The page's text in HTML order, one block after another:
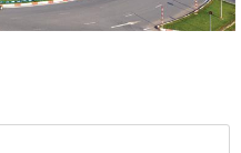
chính ngày 06/7/2026